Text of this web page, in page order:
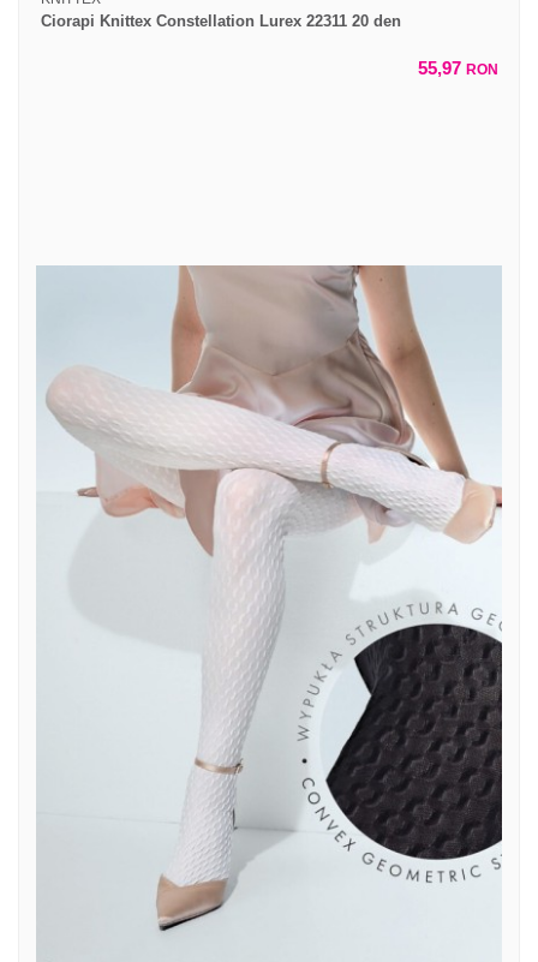
Ciorapi Knittex Constellation Lurex 22311 20 den
55,97 RON